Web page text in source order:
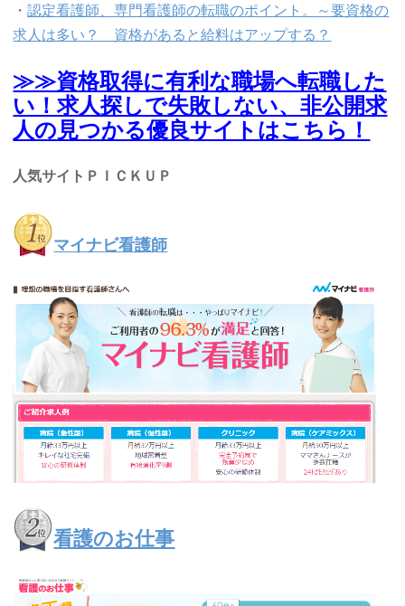
・認定看護師、専門看護師の転職のポイント。～要資格の
求人は多い？ 資格があると給料はアップする？
≫≫資格取得に有利な職場へ転職した
い！求人探しで失敗しない、非公開求
人の見つかる優良サイトはこちら！
人気サイトＰＩＣＫＵＰ
マイナビ看護師
看護のお仕事